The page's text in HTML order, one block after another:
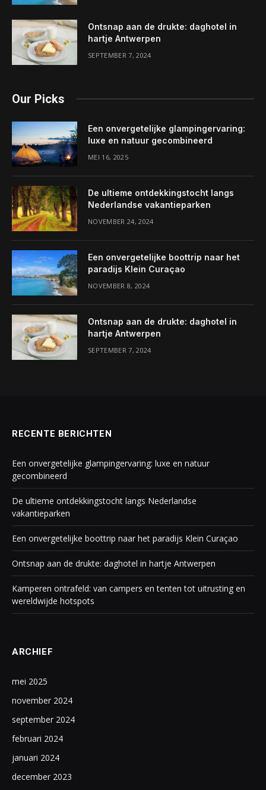
Ontsnap aan de drukte: daghotel in
hartje Antwerpen
SEPTEMBER 7, 2024
Our Picks
Een onvergetelijke glampingervaring:
luxe en natuur gecombineerd
MEI 16, 2025
De ultieme ontdekkingstocht langs
Nederlandse vakantieparken
NOVEMBER 24, 2024
Een onvergetelijke boottrip naar het
paradijs Klein Curaçao
NOVEMBER 8, 2024
Ontsnap aan de drukte: daghotel in
hartje Antwerpen
SEPTEMBER 7, 2024
RECENTE BERICHTEN
Een onvergetelijke glampingervaring: luxe en natuur
gecombineerd
De ultieme ontdekkingstocht langs Nederlandse
vakantieparken
Een onvergetelijke boottrip naar het paradijs Klein Curaçao
Ontsnap aan de drukte: daghotel in hartje Antwerpen
Kamperen ontrafeld: van campers en tenten tot uitrusting en
wereldwijde hotspots
ARCHIEF
mei 2025
november 2024
september 2024
februari 2024
januari 2024
december 2023